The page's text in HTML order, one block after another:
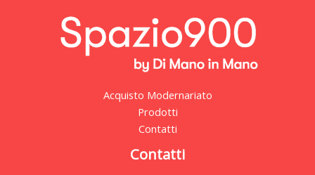
Acquisto Modernariato
Prodotti
Contatti
Contatti